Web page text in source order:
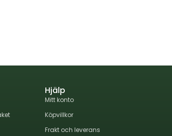
Hjälp
Mitt konto
Köpvillkor
Frakt och leverans